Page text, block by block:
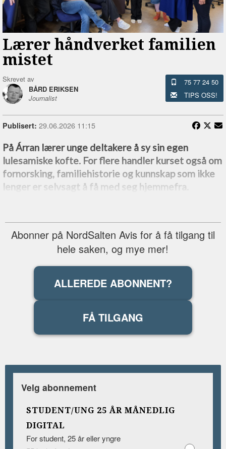
Lærer håndverket familien
mistet
Skrevet av
BÅRD ERIKSEN
Journalist
75 77 24 50
TIPS OSS!
Publisert: 29.06.2026 11:15
På Árran lærer unge deltakere å sy sin egen
lulesamiske kofte. For flere handler kurset også om
fornorsking, familiehistorie og kunnskap som ikke
lenger er selvsagt å få med seg hjemmefra.
Abonner på NordSalten Avis for å få tilgang til
hele saken, og mye mer!
ALLEREDE ABONNENT?
FÅ TILGANG
Velg abonnement
STUDENT/UNG 25 ÅR MÅNEDLIG
DIGITAL
For student, 25 år eller yngre